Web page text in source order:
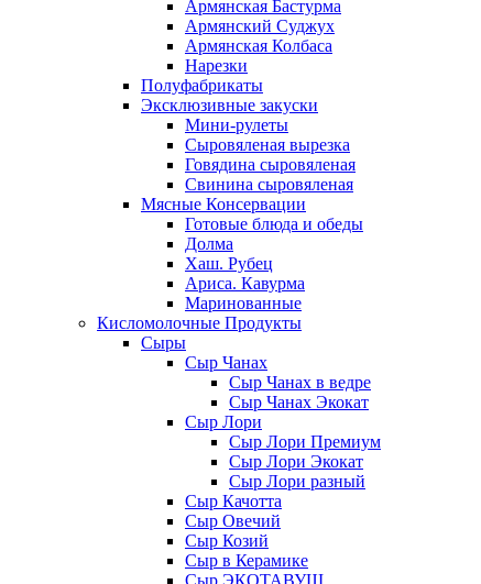
Армянская Бастурма
Армянский Суджух
Армянская Колбаса
Нарезки
Полуфабрикаты
Эксклюзивные закуски
Мини-рулеты
Сыровяленая вырезка
Говядина сыровяленая
Свинина сыровяленая
Мясные Консервации
Готовые блюда и обеды
Долма
Хаш. Рубец
Ариса. Кавурма
Маринованные
Кисломолочные Продукты
Сыры
Сыр Чанах
Сыр Чанах в ведре
Сыр Чанах Экокат
Сыр Лори
Сыр Лори Премиум
Сыр Лори Экокат
Сыр Лори разный
Сыр Качотта
Сыр Овечий
Сыр Козий
Сыр в Керамике
Сыр ЭКОТАВУШ